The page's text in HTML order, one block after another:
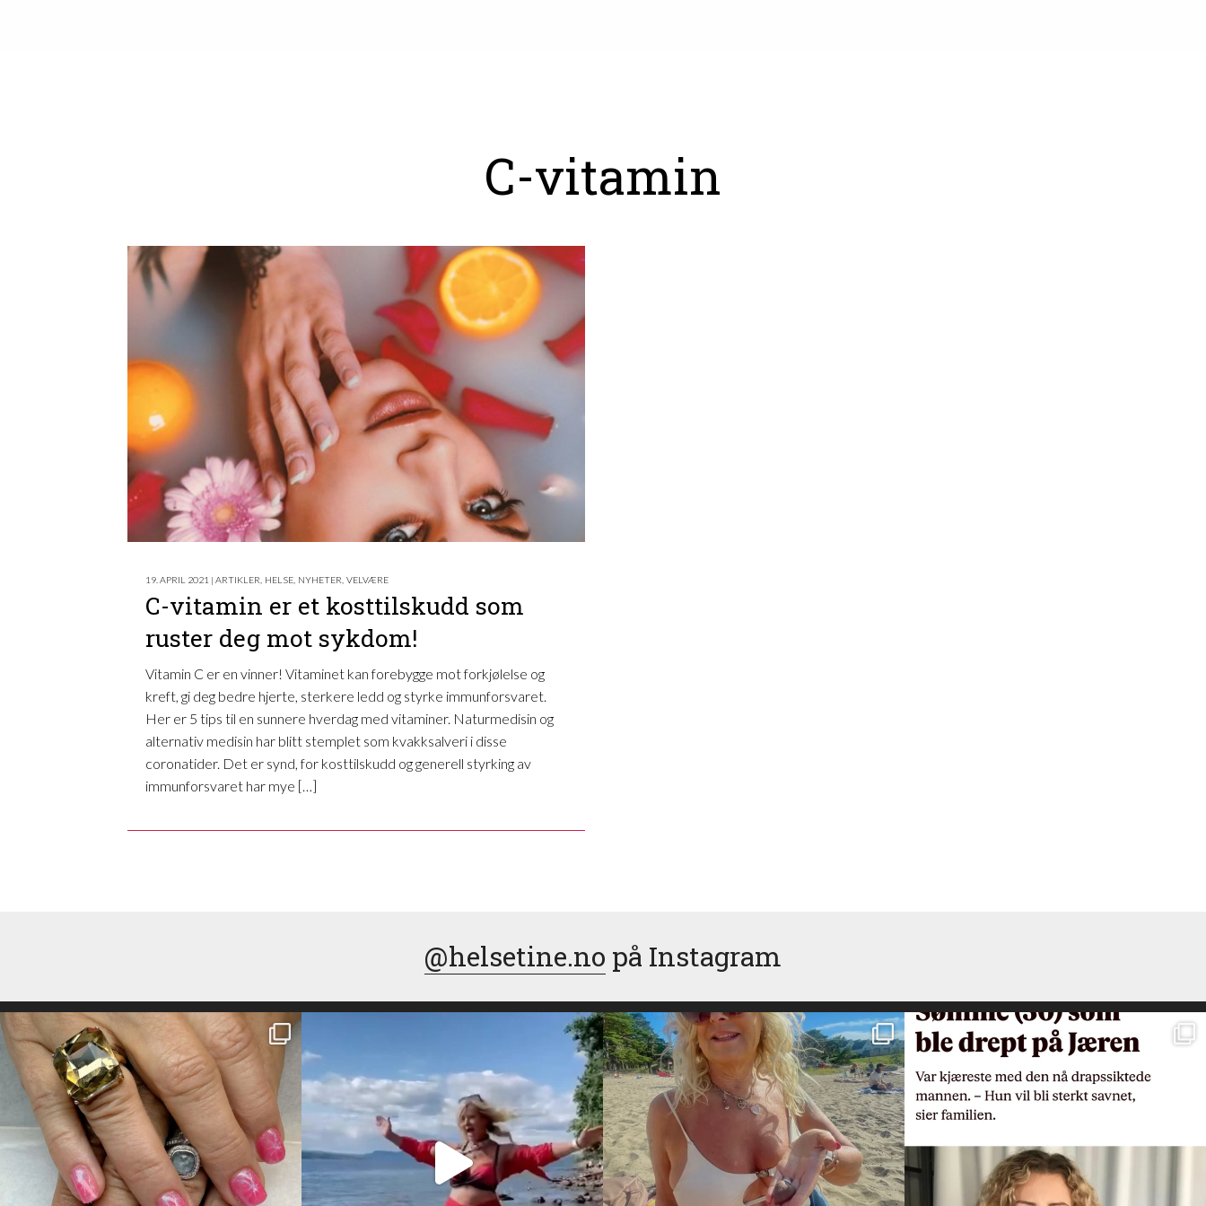
C-vitamin
19. APRIL 2021 | ARTIKLER HELSE NYHETER VELVÆRE
C-vitamin er et kosttilskudd som
ruster deg mot sykdom!
Vitamin C er en vinner! Vitaminet kan forebygge mot forkjølelse og
kreft, gi deg bedre hjerte, sterkere ledd og styrke immunforsvaret.
Her er 5 tips til en sunnere hverdag med vitaminer. Naturmedisin og
alternativ medisin har blitt stemplet som kvakksalveri i disse
coronatider. Det er synd, for kosttilskudd og generell styrking av
immunforsvaret har mye […]
@helsetine.no på Instagram